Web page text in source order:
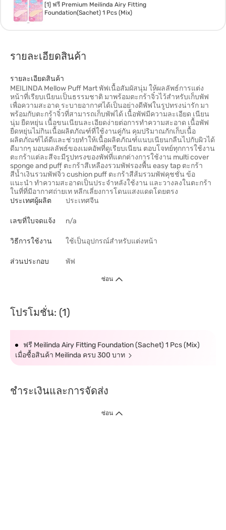
[1] ฟรี Premium Meilinda Airy Fitting
Foundation(Sachet) 1 Pcs (Mix)
รายละเอียดสินค้า
รายละเอียดสินค้า
MEILINDA Mellow Puff Mart พัฟเนื้อสัมผัสนุ่ม ให้ผลลัพธ์การแต่ง
หน้าที่เรียบเนียนเป็นธรรมชาติ มาพร้อมตะกร้าจิ๋วไว้สำหรับเก็บพัฟ
เพื่อความสะอาด ระบายอากาศได้เป็นอย่างดีพัฟในรูปทรงน่ารัก มา
พร้อมกับตะกร้าจิ๋วที่สามารถเก็บพัฟได้ เนื้อพัฟมีความละเอียด เนียน
นุ่ม ยืดหยุ่น เนื้อขนเนียนละเอียดง่ายต่อการทำความสะอาด เนื้อพัฟ
ยืดหยุ่นไม่กินเนื้อผลิตภัณฑ์ที่ใช้งานคู่กัน คุมปริมาณกักเก็บเนื้อ
ผลิตภัณฑ์ได้ดีและช่วยทำให้เนื้อผลิตภัณฑ์แนบเนียนกลืนไปกับผิวได้
ดีมากๆ มอบผลลัพธ์ของเมคอัพที่ดูเรียบเนียน ตอบโจทย์ทุกการใช้งาน
ตะกร้าแต่ละสีจะมีรูปทรงของพัฟที่แตกต่างการใช้งาน multi cover
sponge and puff ตะกร้าสีเหลืองรวมพัฟรองพื้น easy tap ตะกร้า
สีน้ำเงินรวมพัฟจิ๋ว cushion puff ตะกร้าสีส้มรวมพัฟคุชชั่น ข้อ
แนะนำ ทำความสะอาดเป็นประจำหลังใช้งาน และวางลงในตะกร้า
ในที่ที่มีอากาศถ่ายเท หลีกเลี่ยงการโดนแสงแดดโดยตรง
ประเทศผู้ผลิต
ประเทศจีน
เลขที่ใบจดแจ้ง n/a
วิธีการใช้งาน ใช้เป็นอุปกรณ์สำหรับแต่งหน้า
ส่วนประกอบ พัฟ
ซ่อน
โปรโมชั่น: (1)
ฟรี Meilinda Airy Fitting Foundation (Sachet) 1 Pcs (Mix)
เมื่อซื้อสินค้า Meilinda ครบ 300 บาท
ชำระเงินและการจัดส่ง
ซ่อน